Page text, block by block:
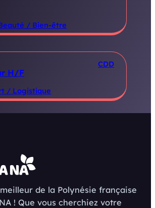
/ Bien-être
CDD
H/F
/ Logistique
de la Polynésie française
! Que vous cherchiez votre